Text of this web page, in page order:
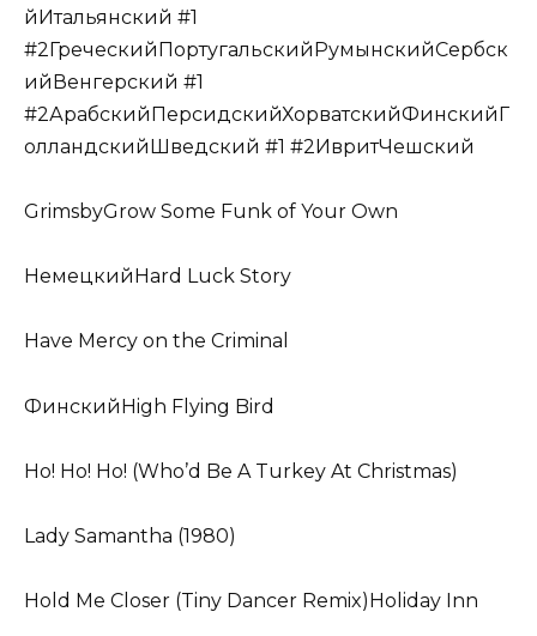
йИтальянский #1
#2ГреческийПортугальскийРумынскийСербск
ийВенгерский #1
#2АрабскийПерсидскийХорватскийФинскийГ
олландскийШведский #1 #2ИвритЧешский
GrimsbyGrow Some Funk of Your Own
НемецкийHard Luck Story
Have Mercy on the Criminal
ФинскийHigh Flying Bird
Ho! Ho! Ho! (Who’d Be A Turkey At Christmas)
Lady Samantha (1980)
Hold Me Closer (Tiny Dancer Remix)Holiday Inn